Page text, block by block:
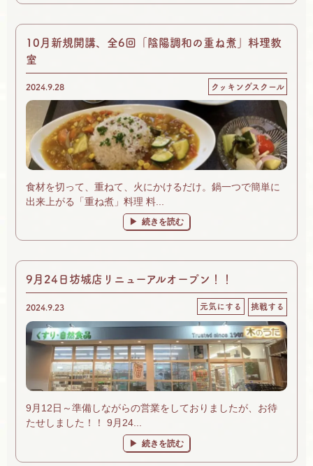
10月新規開講、全6回「陰陽調和の重ね煮」料理教
室
2024.9.28 クッキングスクール
食材を切って、重ねて、火にかけるだけ。鍋一つで簡単に
出来上がる「重ね煮」料理 料...
続きを読む
9月24日坊城店リニューアルオープン！！
2024.9.23 元気にする 挑戦する
9月12日～準備しながらの営業をしておりましたが、お待
たせしました！！ 9月24...
続きを読む